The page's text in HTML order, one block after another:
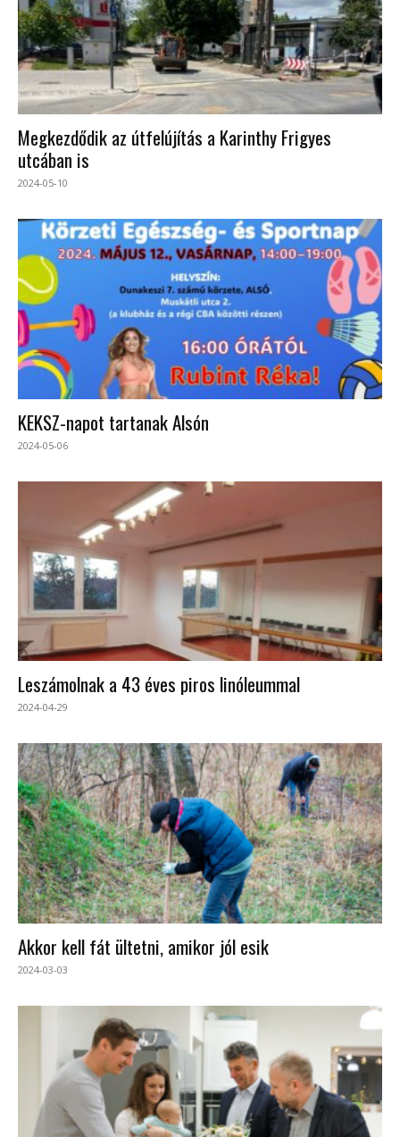
Megkezdődik az útfelújítás a Karinthy Frigyes
utcában is
2024-05-10
KEKSZ-napot tartanak Alsón
2024-05-06
Leszámolnak a 43 éves piros linóleummal
2024-04-29
Akkor kell fát ültetni, amikor jól esik
2024-03-03